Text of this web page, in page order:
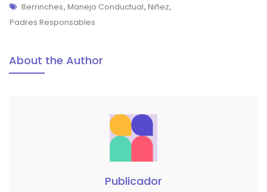
Etiquetas
Berrinches, Manejo Conductual, Niñez,
Padres Responsables
About the Author
Publicador